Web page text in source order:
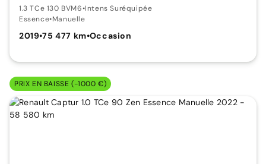
1.3 TCe 130 BVM6•Intens Suréquipée
Essence•Manuelle
2019•75 477 km•Occasion
PRIX EN BAISSE (-1000 €)